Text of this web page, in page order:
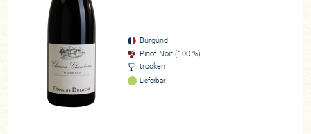
puristischer Pinot Noir, der mit seiner Herkunft, Gevrey-
Chambertin, untrennbar verbunden ist. Pierres Burgunder
sind zarte und delikate Rotweine, deren Eleganz, Finesse und
Zeitlosigkeit wir sonst nur in den klassischen Weinen
Rousseaus wiederfinden. Es ist eine Interpretation Gevrey-
Chambertins, die insbesondere die Feinheit betont, anstatt
den derben Charakter der Region herauszuarbeiten. Ein
Burgund
Pinot Noir (100 %)
trocken
Lieferbar